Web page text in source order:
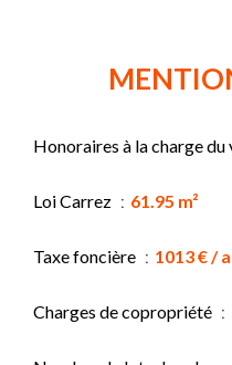
Honoraires à la charge du
Loi Carrez 61.95 m²
Taxe foncière 1013 € /
Charges de copropriété